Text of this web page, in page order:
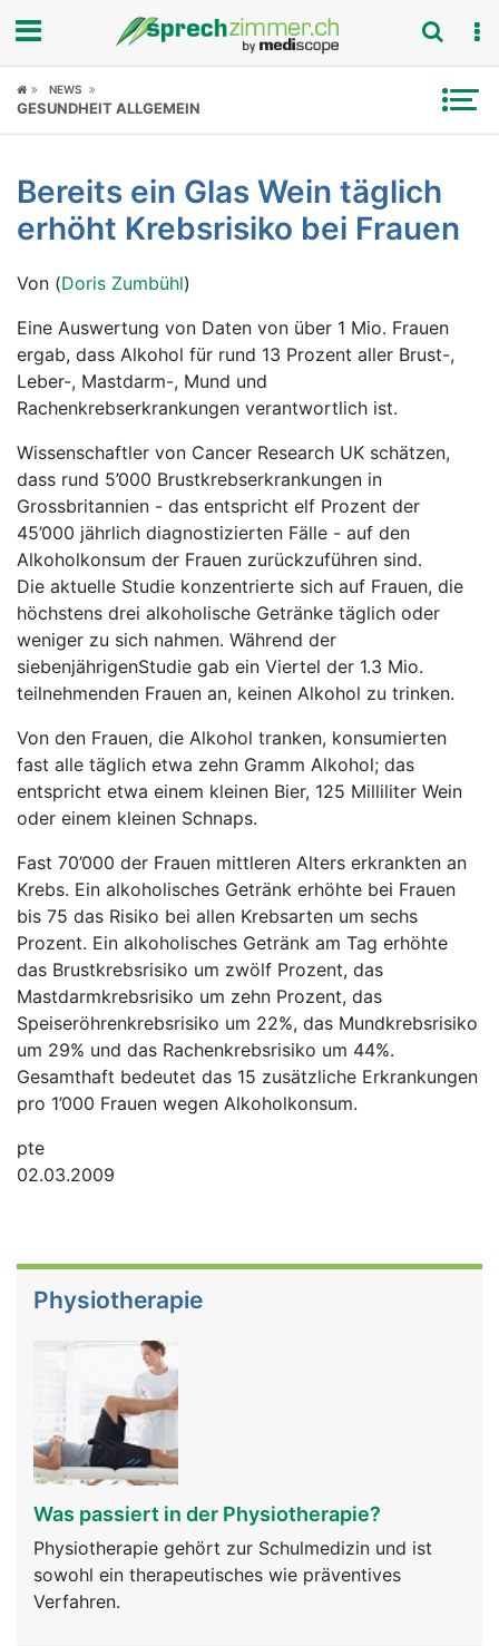
Fokus
Symptome
Ratgeber
Rubriken
NEWS
GESUNDHEIT ALLGEMEIN
Bereits ein Glas Wein täglich
erhöht Krebsrisiko bei Frauen
Von (Doris Zumbühl)
Eine Auswertung von Daten von über 1 Mio. Frauen
ergab, dass Alkohol für rund 13 Prozent aller Brust-,
Leber-, Mastdarm-, Mund und
Rachenkrebserkrankungen verantwortlich ist.
Wissenschaftler von Cancer Research UK schätzen,
dass rund 5’000 Brustkrebserkrankungen in
Grossbritannien - das entspricht elf Prozent der
45’000 jährlich diagnostizierten Fälle - auf den
Alkoholkonsum der Frauen zurückzuführen sind.
Die aktuelle Studie konzentrierte sich auf Frauen, die
höchstens drei alkoholische Getränke täglich oder
weniger zu sich nahmen. Während der
siebenjährigenStudie gab ein Viertel der 1.3 Mio.
teilnehmenden Frauen an, keinen Alkohol zu trinken.
Von den Frauen, die Alkohol tranken, konsumierten
fast alle täglich etwa zehn Gramm Alkohol; das
entspricht etwa einem kleinen Bier, 125 Milliliter Wein
oder einem kleinen Schnaps.
Fast 70’000 der Frauen mittleren Alters erkrankten an
Krebs. Ein alkoholisches Getränk erhöhte bei Frauen
bis 75 das Risiko bei allen Krebsarten um sechs
Prozent. Ein alkoholisches Getränk am Tag erhöhte
das Brustkrebsrisiko um zwölf Prozent, das
Mastdarmkrebsrisiko um zehn Prozent, das
Speiseröhrenkrebsrisiko um 22%, das Mundkrebsrisiko
um 29% und das Rachenkrebsrisiko um 44%.
Gesamthaft bedeutet das 15 zusätzliche Erkrankungen
pro 1’000 Frauen wegen Alkoholkonsum.
pte
02.03.2009
Physiotherapie
Was passiert in der Physiotherapie?
Physiotherapie gehört zur Schulmedizin und ist
sowohl ein therapeutisches wie präventives
Verfahren.